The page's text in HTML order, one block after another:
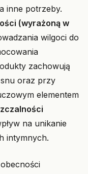
inne potrzeby.
(wyrażoną w
wilgoci do
zachowują
oraz przy
elementem
na unikanie
intymnych.